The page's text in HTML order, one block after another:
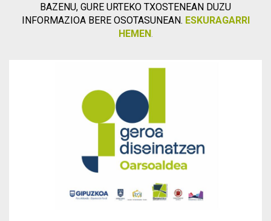
BAZENU, GURE URTEKO TXOSTENEAN DUZU
INFORMAZIOA BERE OSOTASUNEAN. ESKURAGARRI
HEMEN.